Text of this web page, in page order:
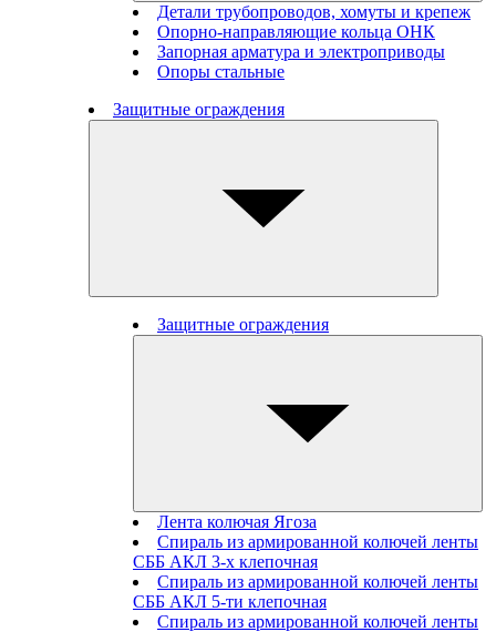
Детали трубопроводов, хомуты и крепеж
Опорно-направляющие кольца ОНК
Запорная арматура и электроприводы
Опоры стальные
Защитные ограждения
Защитные ограждения
Лента колючая Ягоза
Спираль из армированной колючей ленты
СББ АКЛ 3-х клепочная
Спираль из армированной колючей ленты
СББ АКЛ 5-ти клепочная
Спираль из армированной колючей ленты